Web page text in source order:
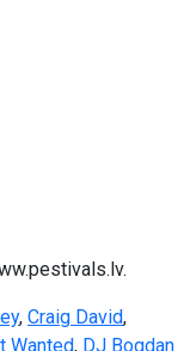
, Craig David,
Wanted, DJ Bogdan